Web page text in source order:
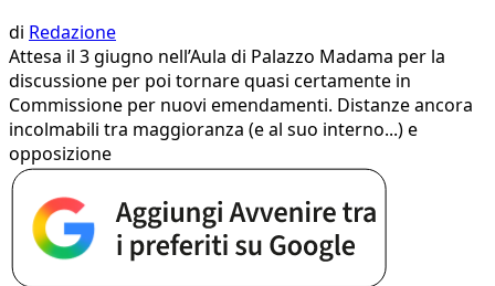
di Redazione
Attesa il 3 giugno nell’Aula di Palazzo Madama per la
discussione per poi tornare quasi certamente in
Commissione per nuovi emendamenti. Distanze ancora
incolmabili tra maggioranza (e al suo interno...) e
opposizione